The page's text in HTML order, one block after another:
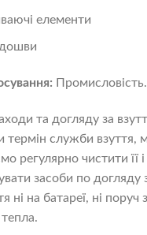
елементи
Промисловість.
та догляду за
термін служби взуття,
регулярно чистити її і
засоби по догляду
ні на батареї, ні поруч